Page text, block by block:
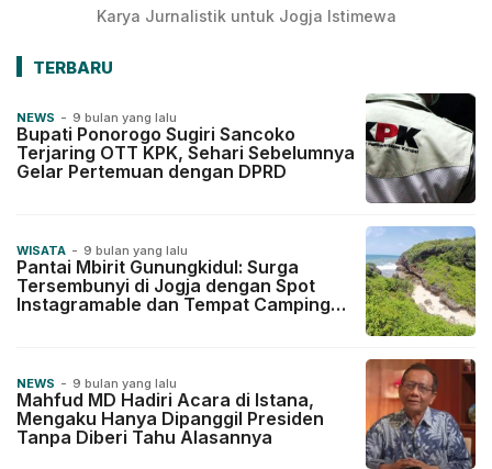
Karya Jurnalistik untuk Jogja Istimewa
TERBARU
NEWS - 9 bulan yang lalu
Bupati Ponorogo Sugiri Sancoko
Terjaring OTT KPK, Sehari Sebelumnya
Gelar Pertemuan dengan DPRD
WISATA - 9 bulan yang lalu
Pantai Mbirit Gunungkidul: Surga
Tersembunyi di Jogja dengan Spot
Instagramable dan Tempat Camping
NEWS - 9 bulan yang lalu
Mahfud MD Hadiri Acara di Istana,
Mengaku Hanya Dipanggil Presiden
Tanpa Diberi Tahu Alasannya